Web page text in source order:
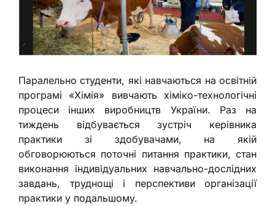
Паралельно студенти, які навчаються на освітній
програмі «Хімія» вивчають хіміко-технологічні
процеси інших виробництв України. Раз на
тиждень відбувається зустріч керівника
практики зі здобувачами, на якій
обговорюються поточні питання практики, стан
виконання індивідуальних навчально-дослідних
завдань, труднощі і перспективи організації
практики у подальшому.